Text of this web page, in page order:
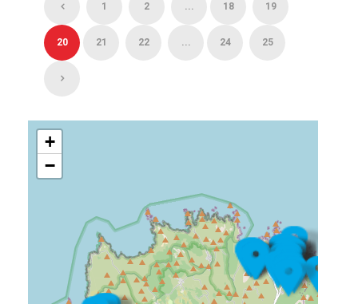
1 2 ... 18 19
20 21 22 ... 24 25
+
−